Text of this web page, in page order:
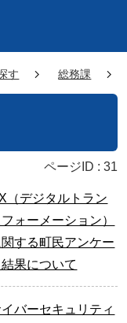
す 総務課
ページID :31
（デジタルトラン
フォーメーション）
関する町民アンケー
結果について
バーセキュリティ